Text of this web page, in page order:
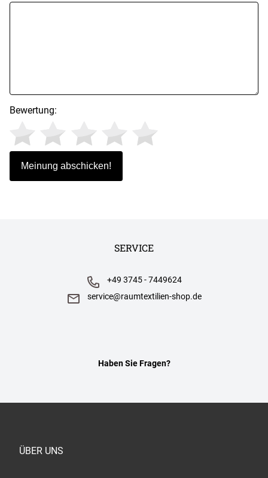
Bewertung:
SERVICE
Haben Sie Fragen?
+49 3745 - 7449624
service@raumtextilien-shop.de
ÜBER UNS